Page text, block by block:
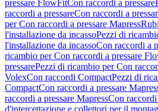
pressare FlowFitCon raccordi a pressare
raccordi a pressareCon raccordi a
per Con raccordi a pressare Mapress
l'installazione da incassoPezzi di
l'installazione da incassoCon raccordi a
ricambio per Con raccordi a pressare
pressarePezzi di ricambio per Con
VolexCon raccordi CompactPezzi di
CompactCon raccordi a pressare
raccordi a pressare MapressCon
d'intercettazione e collettori per il